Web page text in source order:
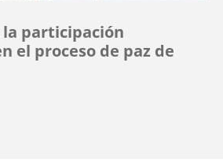
la participación
el proceso de paz de